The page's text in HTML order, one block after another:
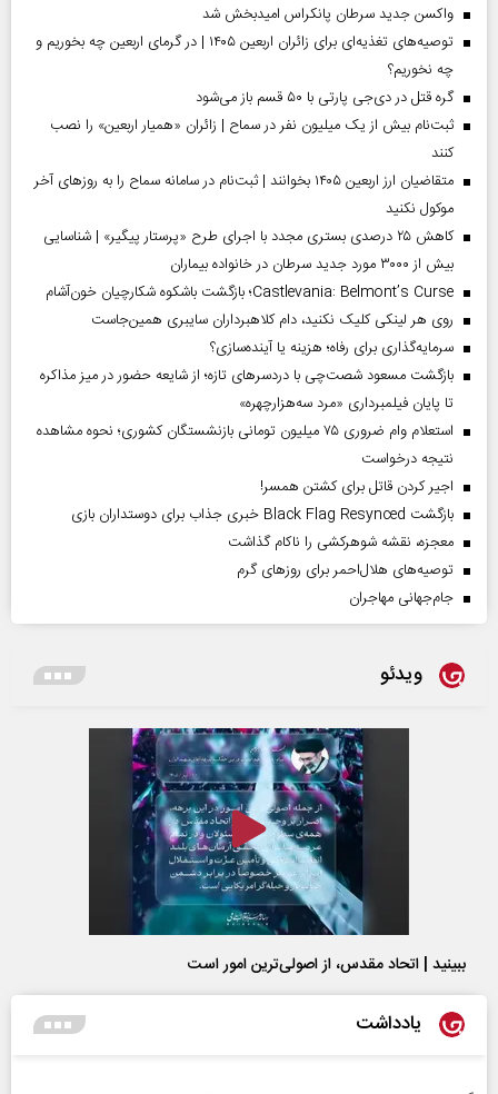
واکسن جدید سرطان پانکراس امیدبخش شد
توصیه‌های تغذیه‌ای برای زائران اربعین ۱۴۰۵ | در گرمای اربعین چه بخوریم و
چه نخوریم؟
گره قتل در دی‌جی پارتی با ۵۰ قسم باز می‌شود
ثبت‌نام بیش از یک میلیون نفر در سماح | زائران «همیار اربعین» را نصب
کنند
متقاضیان ارز اربعین ۱۴۰۵ بخوانند | ثبت‌نام در سامانه سماح را به روز‌های آخر
موکول نکنید
کاهش ۲۵ درصدی بستری مجدد با اجرای طرح «پرستار پیگیر» | شناسایی
بیش از ۳۰۰۰ مورد جدید سرطان در خانواده بیماران
Castlevania: Belmont’s Curse؛ بازگشت باشکوه شکارچیان خون‌آشام
روی هر لینکی کلیک نکنید، دام کلاهبرداران سایبری همین‌جاست
سرمایه‌گذاری برای رفاه؛ هزینه یا آینده‌سازی؟
بازگشت مسعود شصت‌چی با دردسر‌های تازه؛ از شایعه حضور در میز مذاکره
تا پایان فیلمبرداری «مرد سه‌هزارچهره»
استعلام وام ضروری ۷۵ میلیون تومانی بازنشستگان کشوری؛ نحوه مشاهده
نتیجه درخواست
اجیر کردن قاتل برای کشتن همسر!
بازگشت Black Flag Resynced خبری جذاب برای دوستداران بازی
معجزه، نقشه شوهرکشی را ناکام گذاشت
توصیه‌های هلال‌احمر برای روز‌های گرم
جام‌جهانی مهاجران
ویدئو
ببینید | اتحاد مقدس، از اصولی‌ترین امور است
یادداشت